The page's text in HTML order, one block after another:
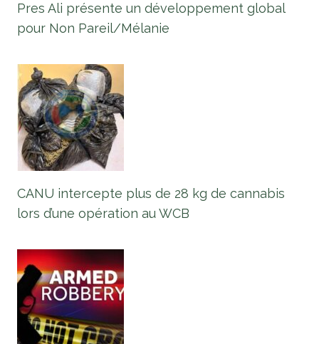
Pres Ali présente un développement global
pour Non Pareil/Mélanie
CANU intercepte plus de 28 kg de cannabis
lors d’une opération au WCB